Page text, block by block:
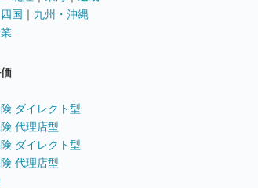
国 ｜ 九州・沖縄
ダイレクト型
代理店型
ダイレクト型
代理店型